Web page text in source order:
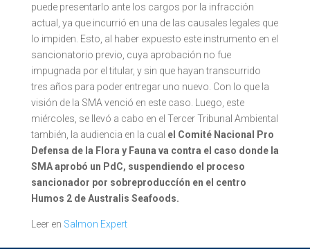
puede presentarlo ante los cargos por la infracción
actual, ya que incurrió en una de las causales legales que
lo impiden. Esto, al haber expuesto este instrumento en el
sancionatorio previo, cuya aprobación no fue
impugnada por el titular, y sin que hayan transcurrido
tres años para poder entregar uno nuevo. Con lo que la
visión de la SMA venció en este caso. Luego, este
miércoles, se llevó a cabo en el Tercer Tribunal Ambiental
también, la audiencia en la cual el Comité Nacional Pro
Defensa de la Flora y Fauna va contra el caso donde la
SMA aprobó un PdC, suspendiendo el proceso
sancionador por sobreproduccíón en el centro
Humos 2 de Australis Seafoods.
Leer en Salmon Expert